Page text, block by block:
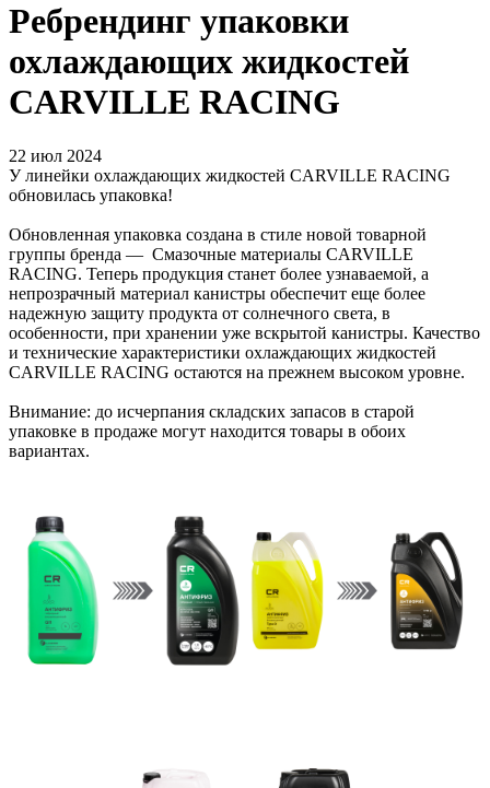
Ребрендинг упаковки
охлаждающих жидкостей
CARVILLE RACING
22 июл 2024
У линейки охлаждающих жидкостей CARVILLE RACING
обновилась упаковка!
Обновленная упаковка создана в стиле новой товарной
группы бренда — Смазочные материалы CARVILLE
RACING. Теперь продукция станет более узнаваемой, а
непрозрачный материал канистры обеспечит еще более
надежную защиту продукта от солнечного света, в
особенности, при хранении уже вскрытой канистры. Качество
и технические характеристики охлаждающих жидкостей
CARVILLE RACING остаются на прежнем высоком уровне.
Внимание: до исчерпания складских запасов в старой
упаковке в продаже могут находится товары в обоих
вариантах.